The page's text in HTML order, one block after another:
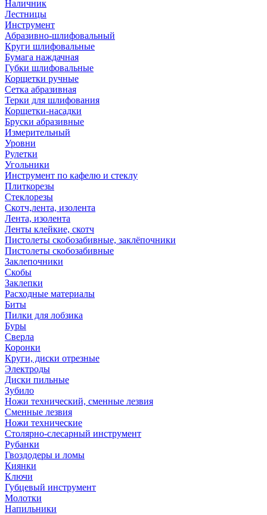
Наличник
Лестницы
Инструмент
Абразивно-шлифовальный
Круги шлифовальные
Бумага наждачная
Губки шлифовальные
Корщетки ручные
Сетка абразивная
Терки для шлифования
Корщетки-насадки
Бруски абразивные
Измерительный
Уровни
Рулетки
Угольники
Инструмент по кафелю и стеклу
Плиткорезы
Стеклорезы
Скотч,лента, изолента
Лента, изолента
Ленты клейкие, скотч
Пистолеты скобозабивные, заклёпочники
Пистолеты скобозабивные
Заклепочники
Скобы
Заклепки
Расходные материалы
Биты
Пилки для лобзика
Буры
Сверла
Коронки
Круги, диски отрезные
Электроды
Диски пильные
Зубило
Ножи технический, сменные лезвия
Сменные лезвия
Ножи технические
Столярно-слесарный инструмент
Рубанки
Гвоздодеры и ломы
Киянки
Ключи
Губцевый инструмент
Молотки
Напильники